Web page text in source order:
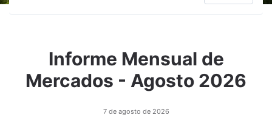
Informe Mensual de
Mercados - Agosto 2026
7 de agosto de 2026